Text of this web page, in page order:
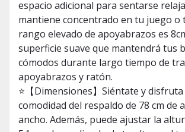
espacio adicional para sentarse
mantiene concentrado en tu juego o
rango elevado de apoyabrazos es
superficie suave que mantendrá tus
cómodos durante largo tiempo de
apoyabrazos y ratón.
⭐【Dimensiones】Siéntate y disfruta
comodidad del respaldo de 78 cm de
ancho. Además, puede ajustar la